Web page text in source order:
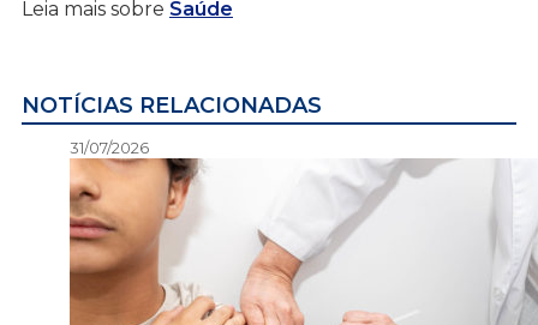
Leia mais sobre Saúde
NOTÍCIAS RELACIONADAS
31/07/2026